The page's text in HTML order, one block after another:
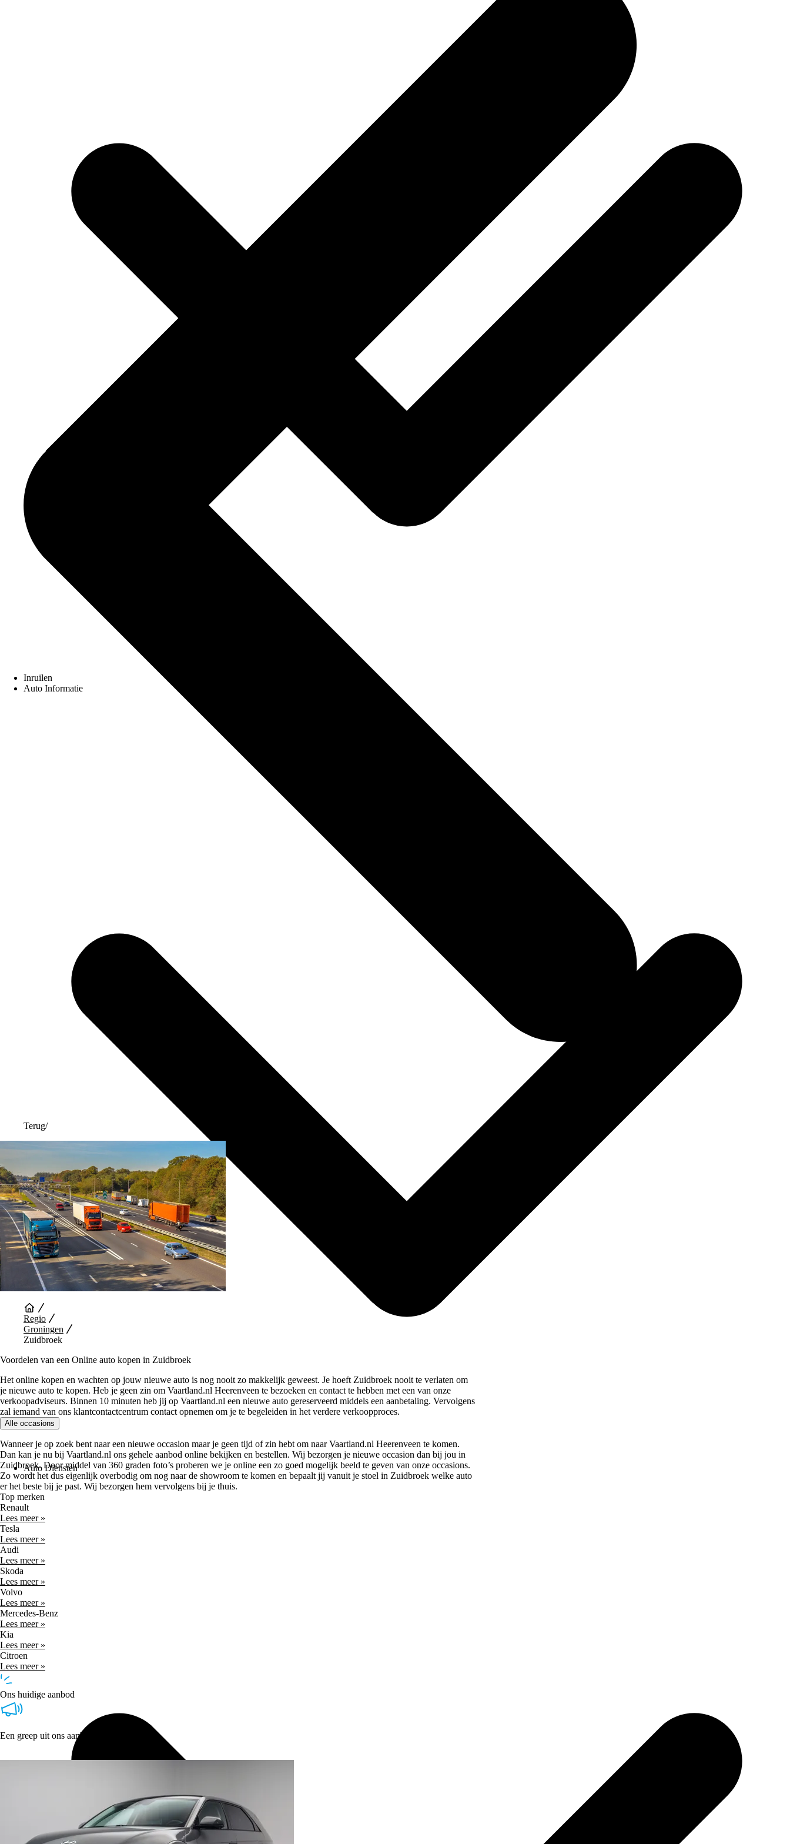
Inruilen
Auto Informatie
Auto Diensten
Terug/
Regio
Groningen
Zuidbroek
Voordelen van een Online auto kopen in Zuidbroek
Het online kopen en wachten op jouw nieuwe auto is nog nooit zo makkelijk geweest. Je hoeft Zuidbroek nooit te verlaten om
je nieuwe auto te kopen. Heb je geen zin om Vaartland.nl Heerenveen te bezoeken en contact te hebben met een van onze
verkoopadviseurs. Binnen 10 minuten heb jij op Vaartland.nl een nieuwe auto gereserveerd middels een aanbetaling. Vervolgens
zal iemand van ons klantcontactcentrum contact opnemen om je te begeleiden in het verdere verkoopproces.
Alle occasions
Wanneer je op zoek bent naar een nieuwe occasion maar je geen tijd of zin hebt om naar Vaartland.nl Heerenveen te komen.
Dan kan je nu bij Vaartland.nl ons gehele aanbod online bekijken en bestellen. Wij bezorgen je nieuwe occasion dan bij jou in
Zuidbroek. Door middel van 360 graden foto’s proberen we je online een zo goed mogelijk beeld te geven van onze occasions.
Zo wordt het dus eigenlijk overbodig om nog naar de showroom te komen en bepaalt jij vanuit je stoel in Zuidbroek welke auto
er het beste bij je past. Wij bezorgen hem vervolgens bij je thuis.
Top merken
Renault
Lees meer »
Tesla
Lees meer »
Audi
Lees meer »
Skoda
Lees meer »
Volvo
Lees meer »
Mercedes-Benz
Lees meer »
Kia
Lees meer »
Citroen
Lees meer »
Ons huidige aanbod
Een greep uit ons aanbod